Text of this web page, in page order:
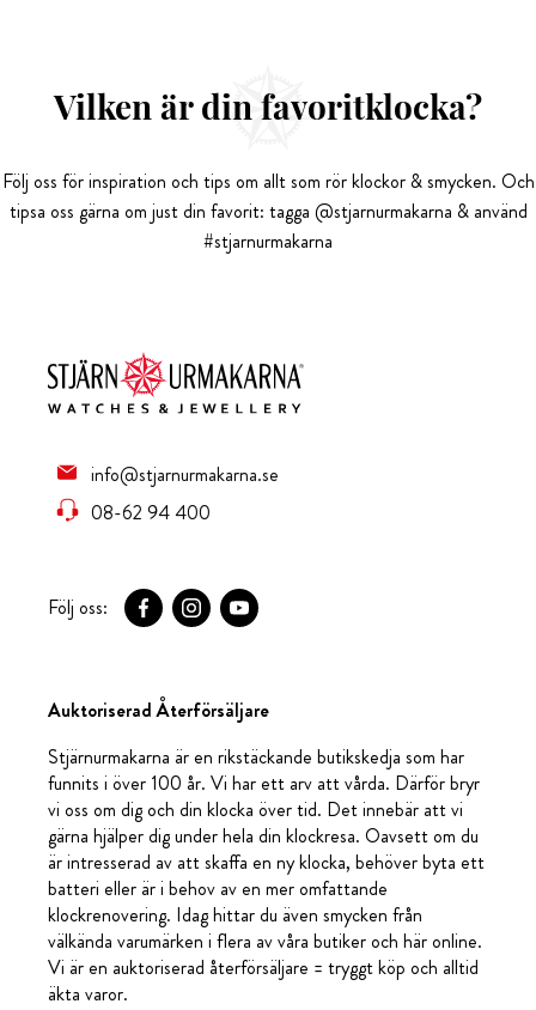
Vilken är din favoritklocka?
Följ oss för inspiration och tips om allt som rör klockor & smycken. Och
tipsa oss gärna om just din favorit: tagga @stjarnurmakarna & använd
#stjarnurmakarna
info@stjarnurmakarna.se
08-62 94 400
Följ oss:
Auktoriserad Återförsäljare
Stjärnurmakarna är en rikstäckande butikskedja som har
funnits i över 100 år. Vi har ett arv att vårda. Därför bryr
vi oss om dig och din klocka över tid. Det innebär att vi
gärna hjälper dig under hela din klockresa. Oavsett om du
är intresserad av att skaffa en ny klocka, behöver byta ett
batteri eller är i behov av en mer omfattande
klockrenovering. Idag hittar du även smycken från
välkända varumärken i flera av våra butiker och här online.
Vi är en auktoriserad återförsäljare = tryggt köp och alltid
äkta varor.